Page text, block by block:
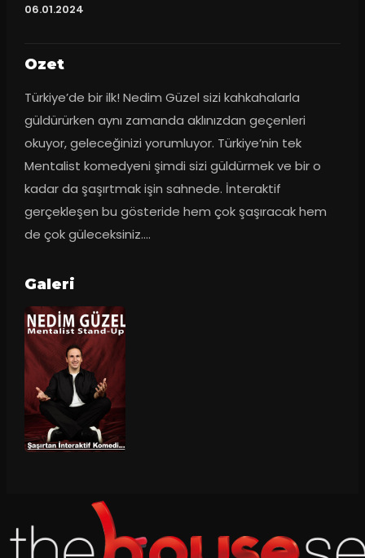
06.01.2024
Ozet
Türkiye’de bir ilk! Nedim Güzel sizi kahkahalarla
güldürürken aynı zamanda aklınızdan geçenleri
okuyor, geleceğinizi yorumluyor. Türkiye’nin tek
Mentalist komedyeni şimdi sizi güldürmek ve bir o
kadar da şaşırtmak işin sahnede. İnteraktif
gerçekleşen bu gösteride hem çok şaşıracak hem
de çok güleceksiniz….
Galeri